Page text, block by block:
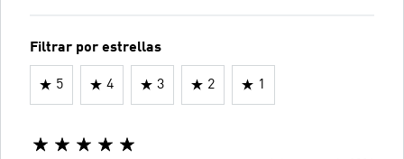
Filtrar por estrellas
5 4 3 2 1